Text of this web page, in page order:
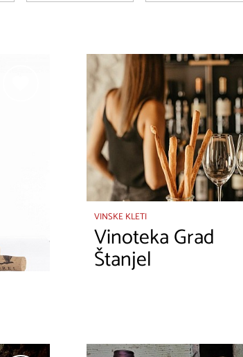
VINSKE KLETI
Vinoteka Grad
Štanjel